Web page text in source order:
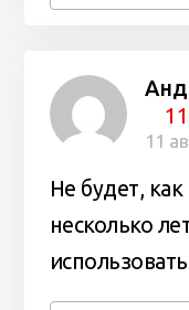
11
Не будет,
несколько